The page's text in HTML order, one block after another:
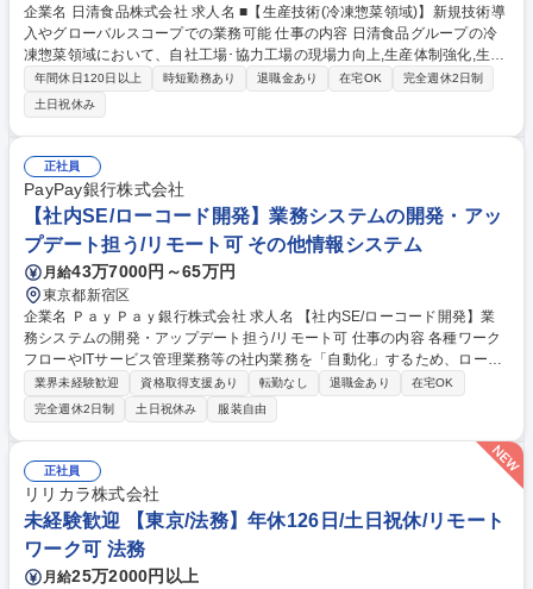
企業名 日清食品株式会社 求人名 ■【生産技術(冷凍惣菜領域)】新規技術導
入やグローバルスコープでの業務可能 仕事の内容 日清食品グループの冷
凍惣菜領域において、自社工場･協力工場の現場力向上,生産体制強化,生産
技術高度化,総菜製造の生産工程の導入や高度な工場経営を責任者候補の立
場から推進いただくことを期待します。 【具体的には】■低温工場の本社
生産管理 ■低温工場の作業平準の立案～更新 ■自社工場･協力工場を含めた
安全･品質面の指導,管理,運用提案･実装 ■新製品等のライン選定,設備投資
案の立案･実行 ■将来の生産体制の検討,事業会社への提案,生産体制構築 ■
自社工場における工場人材の育成 ■各工場･事業会社との連携による課題
抽出,改善テーマの設定･推進 ■協力工場を含む生産拠点の現場力向上,ガバ
ナンス強化,改善指導 募集職種 ■【生産技術(冷凍惣菜領域)】新規技術導入
やグローバルスコープでの業務可能
年間休日120日以上 時短勤務あり 退職金あり 在宅OK
完全週休2日制
土日祝休み
正社員
PayPay銀行株式会社
【社内SE/ローコード開発】業務システムの開発・アッ
プデート担う/リモート可 その他情報システム
月給43万7000円～65万円
東京都新宿区
企業名 ＰａｙＰａｙ銀行株式会社 求人名 【社内SE/ローコード開発】業
務システムの開発・アップデート担う/リモート可 仕事の内容 各種ワーク
フローやITサービス管理業務等の社内業務を「自動化」するため、ローコ
ード開発プラットフォームを利用した業務課題の解決を担当いただきま
す。 ■社内の業務改善要望ニーズのヒアリング、課題感の抽出や要件整
理、システム要件定義 ■詳細設計、システム開発、テスト、リリースの実
施 ■社内業務におけるiPaaSやAIを用いた業務プロセスの自動化推進 【開
発環境】Outsystems（ローコードによるWebアプリケーション開発） 開
発は企画から納品まで1ヶ月～長期のPJTでは半年以上など様々です。
【プロジェクト事例】■社内各種申請システム構築■社内AI翻訳ツールの開
発 募集職種 【社内SE/ローコード開発】業務システムの開発・アップデー
ト担う/リモート可
業界未経験歓迎 資格取得支援あり 転勤なし 退職金あり
在宅OK
完全週休2日制
土日祝休み 服装自由
正社員
リリカラ株式会社
未経験歓迎 【東京/法務】年休126日/土日祝休/リモート
ワーク可 法務
月給25万2000円以上